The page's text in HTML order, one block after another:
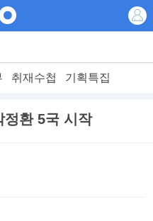
취재수첩 기획특집
정환 5국 시작